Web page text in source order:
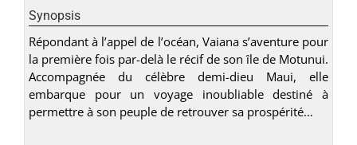
Synopsis
Répondant à l’appel de l’océan, Vaiana s’aventure pour
la première fois par-delà le récif de son île de Motunui.
Accompagnée du célèbre demi-dieu Maui, elle
embarque pour un voyage inoubliable destiné à
permettre à son peuple de retrouver sa prospérité…